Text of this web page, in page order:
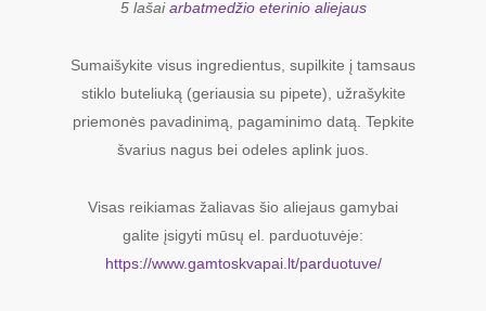
5 lašaiarbatmedžio eterinio aliejaus
Sumaišykite visus ingredientus, supilkite į tamsaus
stiklo buteliuką (geriausia su pipete), užrašykite
priemonės pavadinimą, pagaminimo datą. Tepkite
švarius nagus bei odeles aplink juos.
Visas reikiamas žaliavas šio aliejaus gamybai
galite įsigyti mūsų el. parduotuvėje:
https://www.gamtoskvapai.lt/parduotuve/